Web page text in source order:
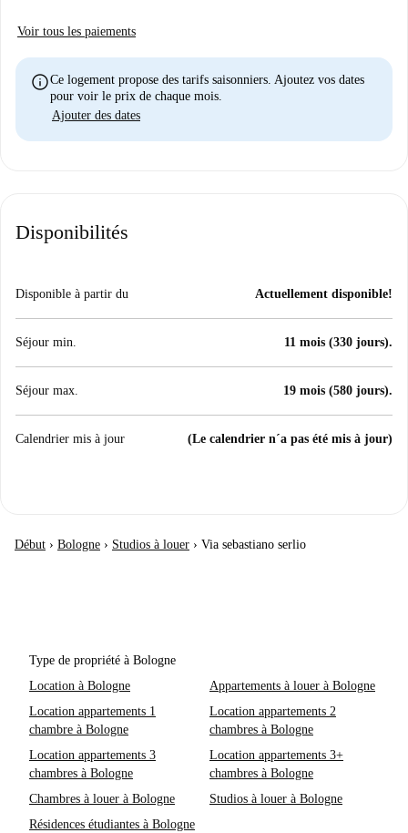
Voir tous les paiements
infoCe logement propose des tarifs saisonniers. Ajoutez vos dates
pour voir le prix de chaque mois.
Ajouter des dates
Disponibilités
Disponible à partir du Actuellement disponible!
Séjour min. 11 mois (330 jours).
Séjour max. 19 mois (580 jours).
Calendrier mis à jour (Le calendrier n´a pas été mis à jour)
Début › Bologne › Studios à louer › Via sebastiano serlio
Type de propriété à Bologne
Location à Bologne
Appartements à louer à Bologne
Location appartements 1
chambre à Bologne
Location appartements 2
chambres à Bologne
Location appartements 3
chambres à Bologne
Location appartements 3+
chambres à Bologne
Chambres à louer à Bologne
Studios à louer à Bologne
Résidences étudiantes à Bologne